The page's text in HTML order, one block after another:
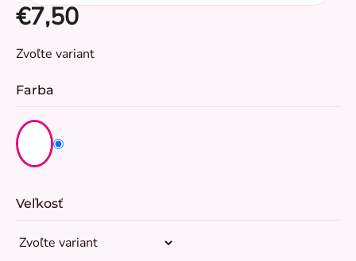
€7,50
Jednotková
Zvoľte variant
Farba
Veľkosť